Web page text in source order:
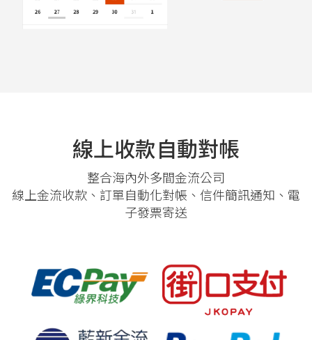
線上收款自動對帳
整合海內外多間金流公司
線上金流收款、訂單自動化對帳、信件簡訊通知、電
子發票寄送